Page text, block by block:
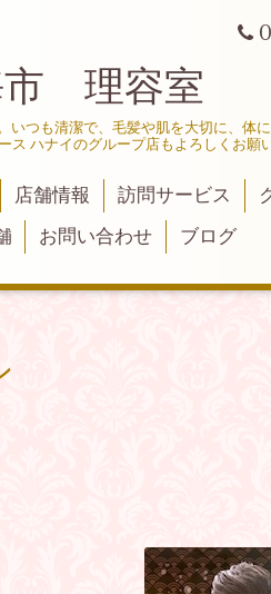
理容室
つも清潔で、毛髪や肌を大切に、体
ハナイのグループ店もよろしくお願い
店舗情報 訪問サービス
お問い合わせ ブログ